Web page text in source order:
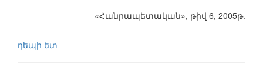
«Հանրապետական», թիվ 6, 2005թ.
դեպի ետ